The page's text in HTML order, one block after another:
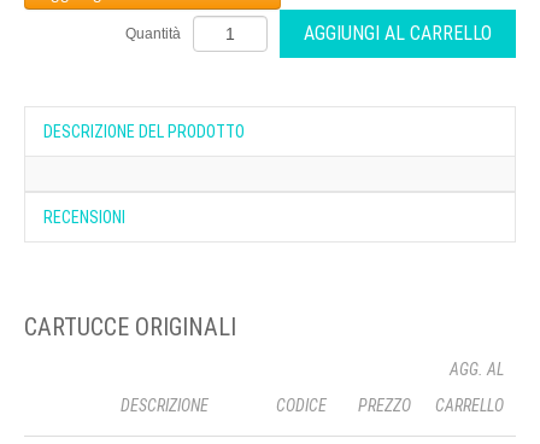
Quantità
DESCRIZIONE DEL PRODOTTO
RECENSIONI
CARTUCCE ORIGINALI
DESCRIZIONE CODICE PREZZO
AGG. AL
CARRELLO